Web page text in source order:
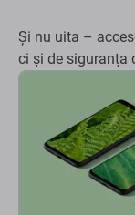
Și nu uita –
ci și de siguranța